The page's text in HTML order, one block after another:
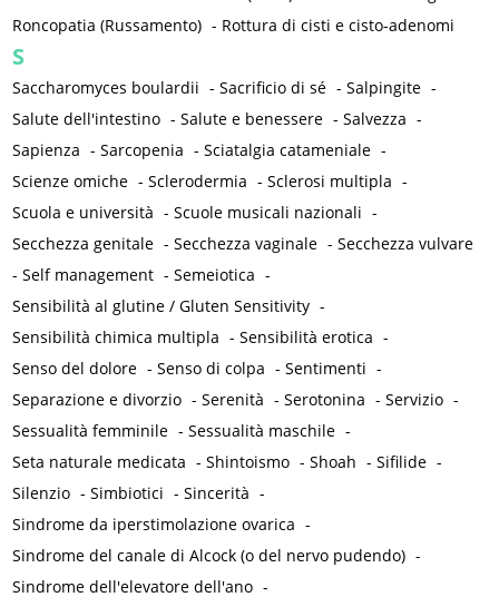
Roncopatia (Russamento) - Rottura di cisti e cisto-adenomi
S
Saccharomyces boulardii -Sacrificio di sé -Salpingite -
Salute dell'intestino -Salute e benessere -Salvezza -
Sapienza -Sarcopenia -Sciatalgia catameniale -
Scienze omiche -Sclerodermia -Sclerosi multipla -
Scuola e università -Scuole musicali nazionali -
Secchezza genitale -Secchezza vaginale -Secchezza vulvare
-Self management -Semeiotica -
Sensibilità al glutine / Gluten Sensitivity -
Sensibilità chimica multipla -Sensibilità erotica -
Senso del dolore -Senso di colpa -Sentimenti -
Separazione e divorzio -Serenità -Serotonina -Servizio -
Sessualità femminile -Sessualità maschile -
Seta naturale medicata -Shintoismo -Shoah -Sifilide -
Silenzio -Simbiotici -Sincerità -
Sindrome da iperstimolazione ovarica -
Sindrome del canale di Alcock (o del nervo pudendo) -
Sindrome dell'elevatore dell'ano -